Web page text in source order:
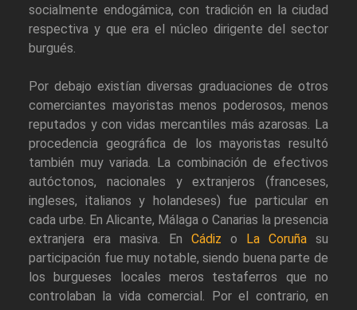
socialmente endogámica, con tradición en la ciudad
respectiva y que era el núcleo dirigente del sector
burgués.
Por debajo existían diversas graduaciones de otros
comerciantes mayoristas menos poderosos, menos
reputados y con vidas mercantiles más azarosas. La
procedencia geográfica de los mayoristas resultó
también muy variada. La combinación de efectivos
autóctonos, nacionales y extranjeros (franceses,
ingleses, italianos y holandeses) fue particular en
cada urbe. En Alicante, Málaga o Canarias la presencia
extranjera era masiva. En Cádiz o La Coruña su
participación fue muy notable, siendo buena parte de
los burgueses locales meros testaferros que no
controlaban la vida comercial. Por el contrario, en